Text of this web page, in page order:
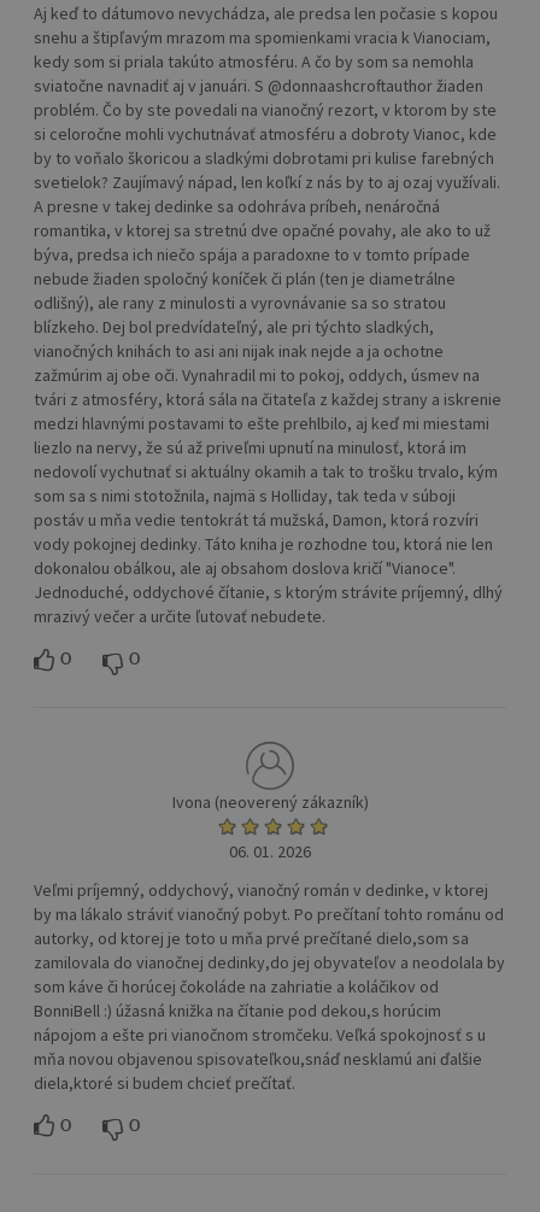
Aj keď to dátumovo nevychádza, ale predsa len počasie s kopou
snehu a štipľavým mrazom ma spomienkami vracia k Vianociam,
kedy som si priala takúto atmosféru. A čo by som sa nemohla
sviatočne navnadiť aj v januári. S @donnaashcroftauthor žiaden
problém. Čo by ste povedali na vianočný rezort, v ktorom by ste
si celoročne mohli vychutnávať atmosféru a dobroty Vianoc, kde
by to voňalo škoricou a sladkými dobrotami pri kulise farebných
svetielok? Zaujímavý nápad, len koľkí z nás by to aj ozaj využívali.
A presne v takej dedinke sa odohráva príbeh, nenáročná
romantika, v ktorej sa stretnú dve opačné povahy, ale ako to už
býva, predsa ich niečo spája a paradoxne to v tomto prípade
nebude žiaden spoločný koníček či plán (ten je diametrálne
odlišný), ale rany z minulosti a vyrovnávanie sa so stratou
blízkeho. Dej bol predvídateľný, ale pri týchto sladkých,
vianočných knihách to asi ani nijak inak nejde a ja ochotne
zažmúrim aj obe oči. Vynahradil mi to pokoj, oddych, úsmev na
tvári z atmosféry, ktorá sála na čitateľa z každej strany a iskrenie
medzi hlavnými postavami to ešte prehlbilo, aj keď mi miestami
liezlo na nervy, že sú až priveľmi upnutí na minulosť, ktorá im
nedovolí vychutnať si aktuálny okamih a tak to trošku trvalo, kým
som sa s nimi stotožnila, najmä s Holliday, tak teda v súboji
postáv u mňa vedie tentokrát tá mužská, Damon, ktorá rozvíri
vody pokojnej dedinky. Táto kniha je rozhodne tou, ktorá nie len
dokonalou obálkou, ale aj obsahom doslova kričí "Vianoce".
Jednoduché, oddychové čítanie, s ktorým strávite príjemný, dlhý
mrazivý večer a určite ľutovať nebudete.
0 0
Ivona (neoverený zákazník)
06. 01. 2026
Veľmi príjemný, oddychový, vianočný román v dedinke, v ktorej
by ma lákalo stráviť vianočný pobyt. Po prečítaní tohto románu od
autorky, od ktorej je toto u mňa prvé prečítané dielo,som sa
zamilovala do vianočnej dedinky,do jej obyvateľov a neodolala by
som káve či horúcej čokoláde na zahriatie a koláčikov od
BonniBell :) úžasná knižka na čítanie pod dekou,s horúcim
nápojom a ešte pri vianočnom stromčeku. Veľká spokojnosť s u
mňa novou objavenou spisovateľkou,snáď nesklamú ani ďalšie
diela,ktoré si budem chcieť prečítať.
0 0